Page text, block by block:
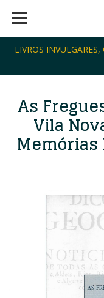
LIVROS
As
Vila
Memórias